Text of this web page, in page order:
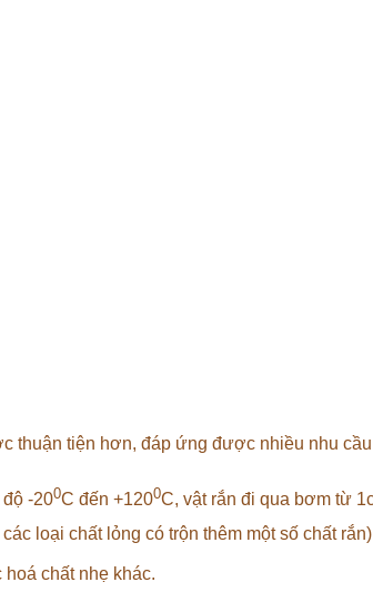
thuận tiện hơn, đáp ứng được nhiều nhu
-200C đến +1200C, vật rắn đi qua bơm từ
loại chất lỏng có trộn thêm một số chất
chất nhẹ khác.